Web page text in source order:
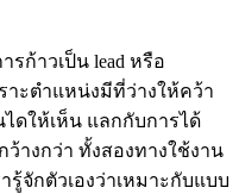
รก้าวเป็น lead หรือ
ราะตำแหน่งมีที่ว่างให้คว้า
ไดให้เห็น แลกกับการได้
ว้างกว่า ทั้งสองทางใช้งาน
จักตัวเองว่าเหมาะกับแบบ